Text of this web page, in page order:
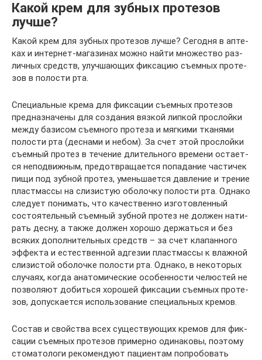
Какой крем для зубных протезов
лучше?
Какой крем для зуб­ных про­те­зов луч­ше? Сего­дня в апте­
ках и интер­нет-мага­зи­нах мож­но най­ти мно­же­ство раз­
лич­ных средств, улуч­ша­ю­щих фик­са­цию съем­ных про­те­
зов в поло­сти рта.
Спе­ци­аль­ные кре­ма для фик­са­ции съем­ных про­те­зов
пред­на­зна­че­ны для созда­ния вяз­кой лип­кой про­слой­ки
меж­ду бази­сом съем­но­го про­те­за и мяг­ки­ми тка­ня­ми
поло­сти рта (дес­на­ми и небом). За счет этой про­слой­ки
съем­ный про­тез в тече­ние дли­тель­но­го вре­ме­ни оста­ет­
ся непо­движ­ным, предот­вра­ща­ет­ся попа­да­ние части­чек
пищи под зуб­ной про­тез, умень­ша­ет­ся дав­ле­ние и тре­ние
пласт­мас­сы на сли­зи­стую обо­лоч­ку поло­сти рта. Одна­ко
сле­ду­ет пони­мать, что каче­ствен­но изго­тов­лен­ный
состо­я­тель­ный съем­ный зуб­ной про­тез не дол­жен нати­
рать дес­ну, а так­же дол­жен хоро­шо дер­жать­ся и без
вся­ких допол­ни­тель­ных средств – за счет кла­пан­но­го
эффек­та и есте­ствен­ной адге­зии пласт­мас­сы к влаж­ной
сли­зи­стой обо­лоч­ке поло­сти рта. Одна­ко, в неко­то­рых
слу­ча­ях, когда ана­то­ми­че­ские осо­бен­но­сти челю­стей не
поз­во­ля­ют добить­ся хоро­шей фик­са­ции съем­ных про­те­
зов, допус­ка­ет­ся исполь­зо­ва­ние спе­ци­аль­ных кремов.
Состав и свой­ства всех суще­ству­ю­щих кре­мов для фик­
са­ции съем­ных про­те­зов при­мер­но оди­на­ко­вы, поэто­му
сто­ма­то­ло­ги реко­мен­ду­ют паци­ен­там попро­бо­вать